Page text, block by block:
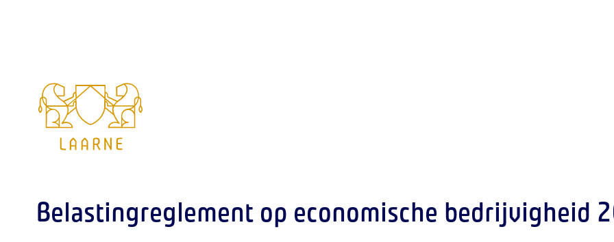
Gemeente
Laarne
Belastingreglement op economische bedrijvigheid